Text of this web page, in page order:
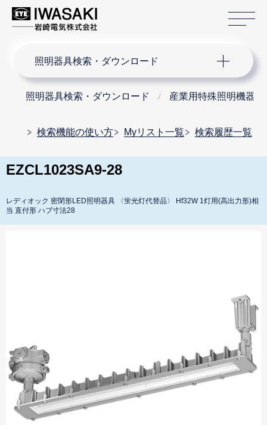
照明器具検索・ダウンロード
照明器具検索・ダウンロード 産業用特殊照明機器
検索機能の使い方 Myリスト一覧 検索履歴一覧
EZCL1023SA9-28
レディオック 密閉形LED照明器具 〈蛍光灯代替品〉 Hf32W 1灯用(高出力形)相
当 直付形 ハブ寸法28